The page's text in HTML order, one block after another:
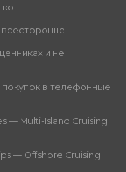
и не
в телефонные
— Multi-Island Cruising
— Offshore Cruising